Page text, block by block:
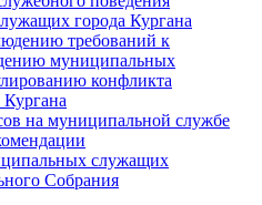
города Кургана
требований к
муниципальных
конфликта
на муниципальной службе
служащих
Cобрания